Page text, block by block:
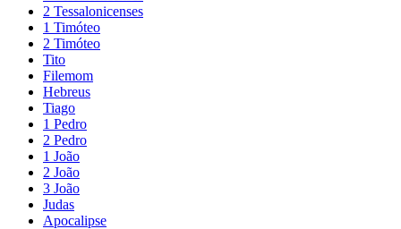
2 Tessalonicenses
1 Timóteo
2 Timóteo
Tito
Filemom
Hebreus
Tiago
1 Pedro
2 Pedro
1 João
2 João
3 João
Judas
Apocalipse